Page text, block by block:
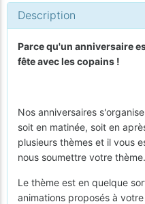
Description
Parce qu'un anniversaire
fête avec les copains !
Nos anniversaires
soit en matinée, soit en
plusieurs thèmes et il vous
nous soumettre votre thème.
Le thème est en quelque
animations proposés à